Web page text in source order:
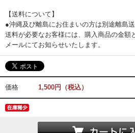
【送料について】
●沖縄及び離島にお住まいの方は別途離島
送料が必要なお客様には、購入商品の金額
メールにてお知らせいたします。
価格 1,500円（税込）